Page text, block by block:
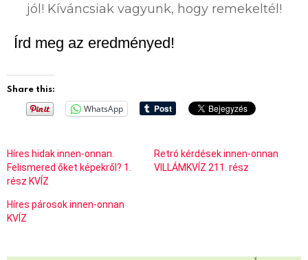
jól! Kíváncsiak vagyunk, hogy remekeltél!
Írd meg az eredményed!
Share this:
WhatsApp
Híres hidak innen-onnan.
Felismered őket képekről? 1.
rész KVÍZ
Retró kérdések innen-onnan
VILLÁMKVÍZ 211. rész
Híres párosok innen-onnan
KVÍZ